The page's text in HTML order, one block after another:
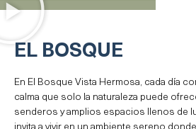
EL BOSQUE
En El Bosque Vista Hermosa, cada día
calma que solo la naturaleza puede
senderos y amplios espacios llenos de
invita a vivir en un ambiente sereno